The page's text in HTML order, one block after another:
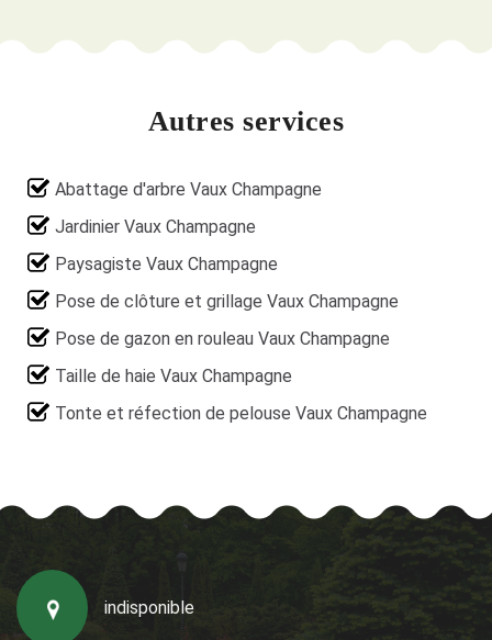
Autres services
Abattage d'arbre Vaux Champagne
Jardinier Vaux Champagne
Paysagiste Vaux Champagne
Pose de clôture et grillage Vaux Champagne
Pose de gazon en rouleau Vaux Champagne
Taille de haie Vaux Champagne
Tonte et réfection de pelouse Vaux Champagne
indisponible